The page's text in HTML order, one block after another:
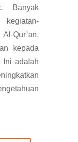
Banyak
kegiatan-
Qur’an,
kepada
Ini adalah